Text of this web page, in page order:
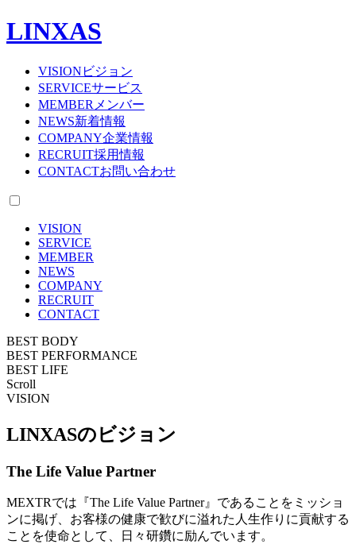
LINXAS
VISION ビジョン
SERVICEサービス
MEMBER メンバー
NEWS新着情報
COMPANY企業情報
RECRUIT採用情報
CONTACTお問い合わせ
VISION
SERVICE
MEMBER
NEWS
COMPANY
RECRUIT
CONTACT
BEST BODY
BEST PERFORMANCE
BEST LIFE
Scroll
VISION
LINXASのビジョン
The Life Value Partner
MEXTRでは『The Life Value Partner』であることをミッショ
ンに掲げ、お客様の健康で歓びに溢れた人生作りに貢献する
ことを使命として、日々研鑽に励んでいます。